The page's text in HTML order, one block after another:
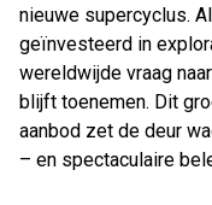
nieuwe supercyclus.
geïnvesteerd in
wereldwijde vraag
blijft toenemen. Dit
aanbod zet de deur
– en spectaculaire